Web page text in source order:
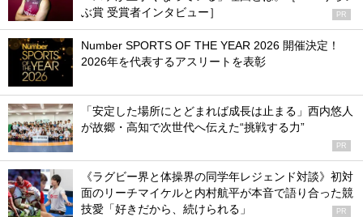
ぶ賞 受賞者インタビュー］
PR
Number SPORTS OF THE YEAR 2026 開催決定！
2026年を代表するアスリートを表彰
「安定した場所にとどまれば成長は止まる」西内悠人
が故郷・高知で次世代へ伝えた“挑戦する力”
PR
《ラグビー界と体操界の同学年レジェンド対談》初対
面のリーチマイケルと内村航平が本音で語り合った競
技愛「好きだから、続けられる」
PR